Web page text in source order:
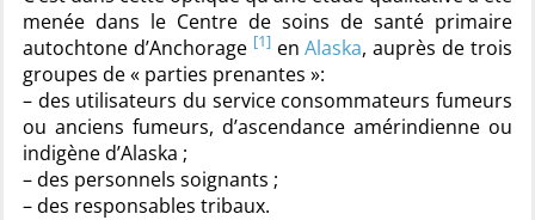
menée dans le Centre de soins de santé primaire
autochtone d’Anchorage [1]enAlaska, auprès de trois
groupes de « parties prenantes »:
– des utilisateurs du service consommateurs fumeurs
ou anciens fumeurs, d’ascendance amérindienne ou
indigène d’Alaska ;
– des personnels soignants ;
– des responsables tribaux.